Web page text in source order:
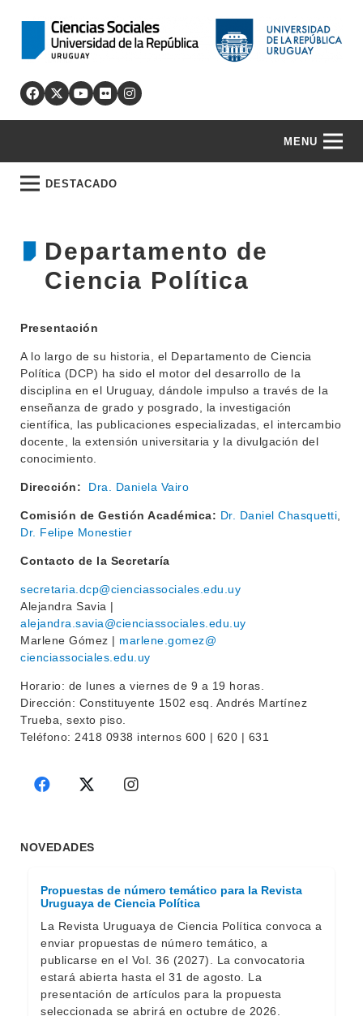
MENU
INSTITUCIONAL
ENSEÑANZA
SERVICIOS
LLAMADOS
NOTICIAS
CONTACTO
DESTACADO
BEDELÍA
MOVILIDAD ACADÉMICA
BIBLIOTECA
Departamento de
Ciencia Política
Presentación
A lo largo de su historia, el Departamento de Ciencia
Política (DCP) ha sido el motor del desarrollo de la
disciplina en el Uruguay, dándole impulso a través de la
enseñanza de grado y posgrado, la investigación
científica, las publicaciones especializadas, el intercambio
docente, la extensión universitaria y la divulgación del
conocimiento.
Dirección: Dra. Daniela Vairo
Comisión de Gestión Académica: Dr. Daniel Chasquetti
Dr. Felipe Monestier
Contacto de la Secretaría
secretaria.dcp@cienciassociales.edu.uy
Alejandra Savia |
alejandra.savia@cienciassociales.edu.uy
Marlene Gómez | marlene.gomez@
cienciassociales.edu.uy
Horario: de lunes a viernes de 9 a 19 horas.
Dirección: Constituyente 1502 esq. Andrés Martínez
Trueba, sexto piso.
Teléfono: 2418 0938 internos 600 | 620 | 631
NOVEDADES
Propuestas de número temático para la Revista
Uruguaya de Ciencia Política
La Revista Uruguaya de Ciencia Política convoca a
enviar propuestas de número temático, a
publicarse en el Vol. 36 (2027). La convocatoria
estará abierta hasta el 31 de agosto. La
presentación de artículos para la propuesta
seleccionada se abrirá en octubre de 2026.